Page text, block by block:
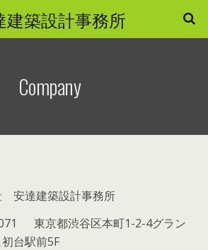
建築設計事務所
Company
安達建築設計事務所
東京都渋谷区本町1-2-4グラン
台駅前5F